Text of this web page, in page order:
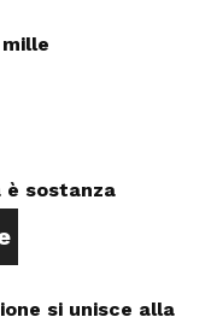
è sostanza
si unisce alla